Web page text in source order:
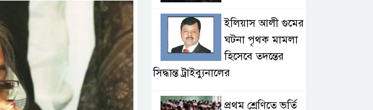
ইলিয়াস আলী গুমের
ঘটনা পৃথক মামলা
হিসেবে তদন্তের
সিদ্ধান্ত ট্রাইব্যুনালের
প্রথম শ্রেণিতে ভর্তি